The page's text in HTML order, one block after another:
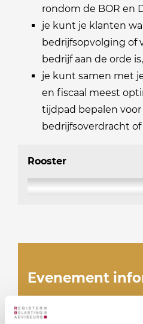
rondom de BOR en
je kunt je klanten
bedrijfsopvolging of
bedrijf aan de orde
je kunt samen met
en fiscaal meest
tijdpad bepalen voor
bedrijfsoverdracht
Rooster
Evenement
Er zijn momenteel